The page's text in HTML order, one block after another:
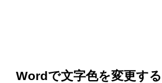
Wordで文字色を変更す